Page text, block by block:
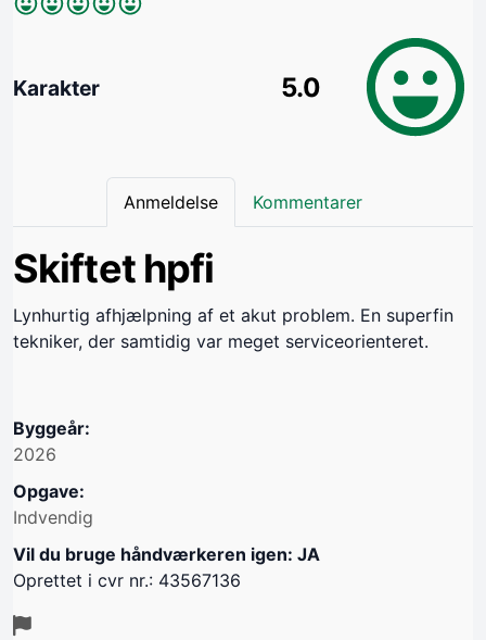
Karakter 5.0
Anmeldelse Kommentarer
Skiftet hpfi
Lynhurtig afhjælpning af et akut problem. En superfin
tekniker, der samtidig var meget serviceorienteret.
Byggeår:
2026
Opgave:
Indvendig
Vil du bruge håndværkeren igen: JA
Oprettet i cvr nr.: 43567136